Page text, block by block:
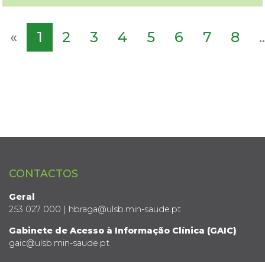
« 1 2 3 4 5 6 7 8
CONTACTOS
Geral
253 027 000 | hbraga@ulsb.min-saude.pt
Gabinete de Acesso à Informação Clínica (GAIC)
gaic@ulsb.min-saude.pt